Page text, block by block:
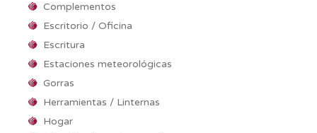
Complementos
Escritorio / Oficina
Escritura
Estaciones meteorológicas
Gorras
Herramientas / Linternas
Hogar